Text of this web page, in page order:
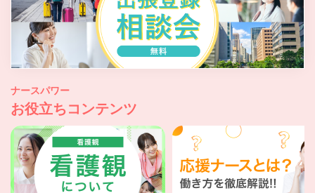
ナースパワー
お役立ちコンテンツ